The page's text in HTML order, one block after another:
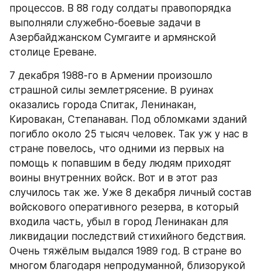
процессов. В 88 году солдаты правопорядка
выполняли служебно-боевые задачи в
Азербайджанском Сумгаите и армянской
столице Ереване.
7 декабря 1988-го в Армении произошло
страшной силы землетрясение. В руинах
оказались города Спитак, Ленинакан,
Кировакан, Степанаван. Под обломками зданий
погибло около 25 тысяч человек. Так уж у нас в
стране повелось, что одними из первых на
помощь к попавшим в беду людям приходят
воины внутренних войск. Вот и в этот раз
случилось так же. Уже 8 декабря личный состав
войскового оперативного резерва, в который
входила часть, убыл в город Ленинакан для
ликвидации последствий стихийного бедствия.
Очень тяжёлым выдался 1989 год. В стране во
многом благодаря непродуманной, близорукой